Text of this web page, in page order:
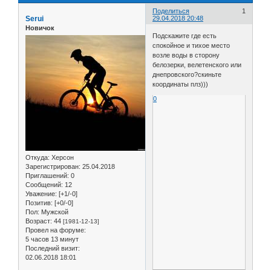
Поделиться
1
29.04.2018 20:48
Serui
Новичок
Откуда: Херсон
Зарегистрирован: 25.04.2018
Приглашений: 0
Сообщений: 12
Уважение: [+1/-0]
Позитив: [+0/-0]
Пол: Мужской
Возраст: 44 [1981-12-13]
Провел на форуме:
5 часов 13 минут
Последний визит:
02.06.2018 18:01
Подскажите где есть
спокойное и тихое место
возле воды в сторону
белозерки, велетенского или
днепровского?скиньте
координаты плз)))
0